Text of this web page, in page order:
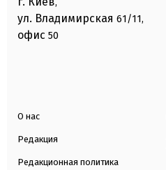
ул. Владимирская 61/11,
офис 50
О нас
Редакция
Редакционная политика